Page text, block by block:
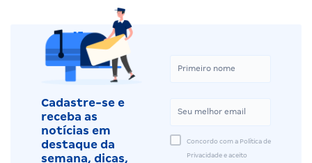
Cadastre-se e
receba as
notícias em
destaque da
semana, dicas,
Concordo com a Política de
Privacidade e aceito